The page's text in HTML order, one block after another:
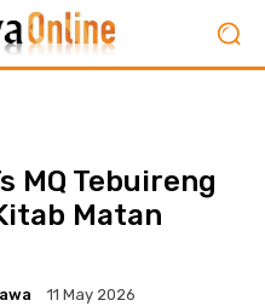
MQ Tebuireng
Matan
11 May 2026